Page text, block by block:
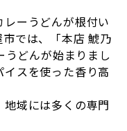
ーうどんが根付い
では、「本店 鯱乃
どんが始まりまし
スを使った香り高
域には多くの専門